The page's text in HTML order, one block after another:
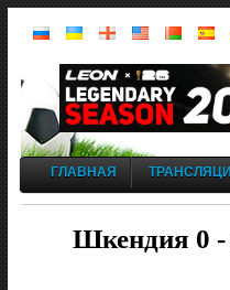
ГЛАВНАЯ
Шкендия 0 -